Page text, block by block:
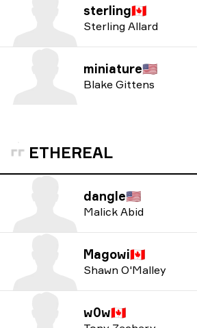
sterling🇨🇦
Sterling Allard
miniature🇺🇸
Blake Gittens
ETHEREAL
dangle🇺🇸
Malick Abid
Magowi🇨🇦
Shawn O'Malley
w0w🇨🇦